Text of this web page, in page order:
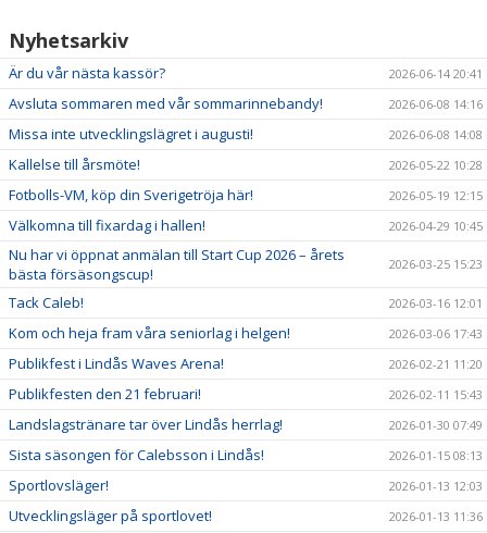
Nyhetsarkiv
Är du vår nästa kassör? 2026-06-14 20:41
Avsluta sommaren med vår sommarinnebandy! 2026-06-08 14:16
Missa inte utvecklingslägret i augusti! 2026-06-08 14:08
Kallelse till årsmöte! 2026-05-22 10:28
Fotbolls-VM, köp din Sverigetröja här! 2026-05-19 12:15
Välkomna till fixardag i hallen! 2026-04-29 10:45
Nu har vi öppnat anmälan till Start Cup 2026 – årets
bästa försäsongscup!
2026-03-25 15:23
Tack Caleb! 2026-03-16 12:01
Kom och heja fram våra seniorlag i helgen! 2026-03-06 17:43
Publikfest i Lindås Waves Arena! 2026-02-21 11:20
Publikfesten den 21 februari! 2026-02-11 15:43
Landslagstränare tar över Lindås herrlag! 2026-01-30 07:49
Sista säsongen för Calebsson i Lindås! 2026-01-15 08:13
Sportlovsläger! 2026-01-13 12:03
Utvecklingsläger på sportlovet! 2026-01-13 11:36